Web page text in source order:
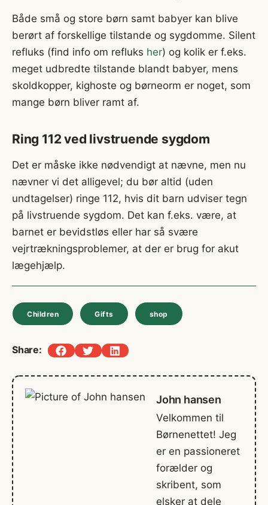
Både små og store børn samt babyer kan blive
berørt af forskellige tilstande og sygdomme. Silent
refluks (find info om refluks her) og kolik er f.eks.
meget udbredte tilstande blandt babyer, mens
skoldkopper, kighoste og børneorm er noget, som
mange børn bliver ramt af.
Ring 112 ved livstruende sygdom
Det er måske ikke nødvendigt at nævne, men nu
nævner vi det alligevel; du bør altid (uden
undtagelser) ringe 112, hvis dit barn udviser tegn
på livstruende sygdom. Det kan f.eks. være, at
barnet er bevidstløs eller har så svære
vejrtrækningsproblemer, at der er brug for akut
lægehjælp.
Children Gifts shop
Share:
John hansen
Velkommen til
Børnenettet! Jeg
er en passioneret
forælder og
skribent, som
elsker at dele